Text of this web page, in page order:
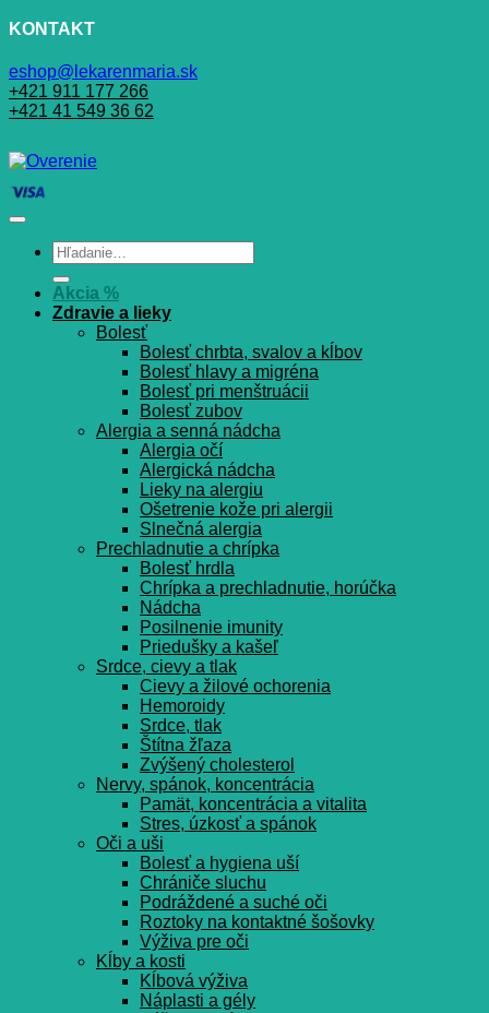
KONTAKT
eshop@lekarenmaria.sk
+421 911 177 266
+421 41 549 36 62
Hľadať:
Akcia %
Zdravie a lieky
Bolesť
Bolesť chrbta, svalov a kĺbov
Bolesť hlavy a migréna
Bolesť pri menštruácii
Bolesť zubov
Alergia a senná nádcha
Alergia očí
Alergická nádcha
Lieky na alergiu
Ošetrenie kože pri alergii
Slnečná alergia
Prechladnutie a chrípka
Bolesť hrdla
Chrípka a prechladnutie, horúčka
Nádcha
Posilnenie imunity
Priedušky a kašeľ
Srdce, cievy a tlak
Cievy a žilové ochorenia
Hemoroidy
Srdce, tlak
Štítna žľaza
Zvýšený cholesterol
Nervy, spánok, koncentrácia
Pamät, koncentrácia a vitalita
Stres, úzkosť a spánok
Oči a uši
Bolesť a hygiena uší
Chrániče sluchu
Podráždené a suché oči
Roztoky na kontaktné šošovky
Výživa pre oči
Kĺby a kosti
Kĺbová výživa
Náplasti a gély